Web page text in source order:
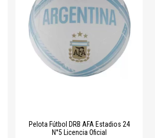
Pelota Fútbol DRB AFA Estadios 24
N°5 Licencia Oficial